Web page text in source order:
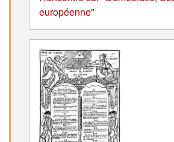
européenne"